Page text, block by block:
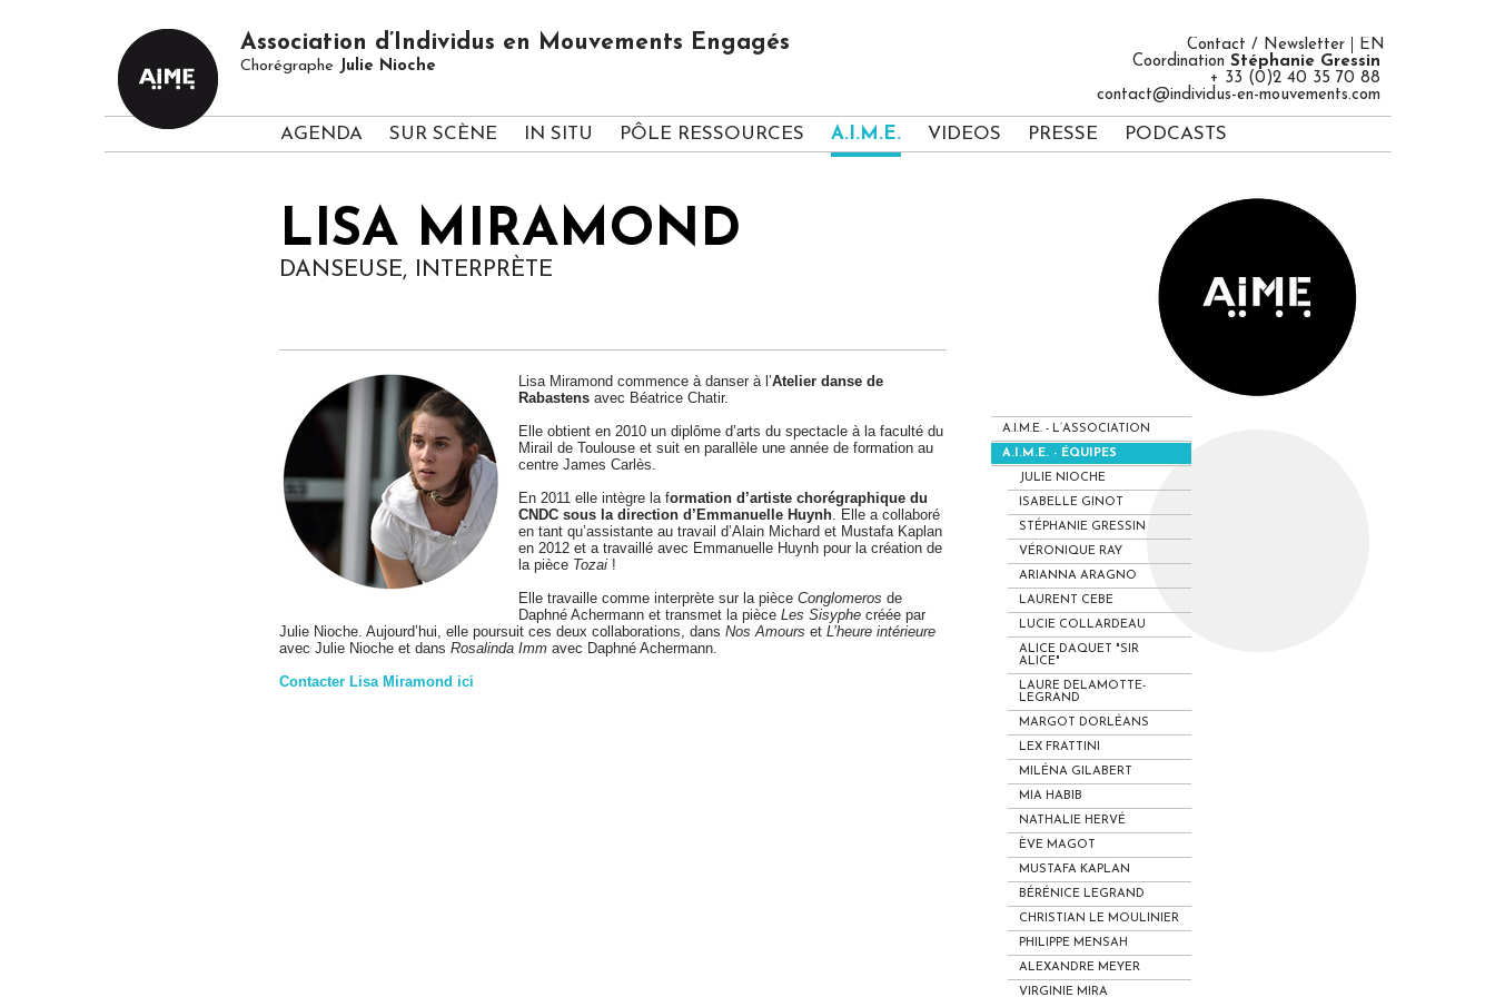
Association d’Individus en Mouvements Engagés
Chorégraphe Julie Nioche
Contact / Newsletter
EN
Coordination Stéphanie Gressin
+ 33 (0)2 40 35 70 88
contact@individus-en-mouvements.com
AGENDA SUR SCÈNE IN SITU PÔLE RESSOURCES A.I.M.E. VIDEOS PRESSE PODCASTS
LISA MIRAMOND
DANSEUSE, INTERPRÈTE
Lisa Miramond commence à danser à l’Atelier danse de
Rabastensavec Béatrice Chatir.
Elle obtient en 2010 un diplôme d’arts du spectacle à la faculté du
Mirail de Toulouse et suit en parallèle une année de formation au
centre James Carlès.
En 2011 elle intègre la formation d’artiste chorégraphique du
CNDC sous la direction d’Emmanuelle Huynh. Elle a collaboré
en tant qu’assistante au travail d’Alain Michard et Mustafa Kaplan
en 2012 et a travaillé avec Emmanuelle Huynh pour la création de
la pièce Tozai!
Elle travaille comme interprète sur la pièce Conglomeros de
Daphné Achermann et transmet la pièce Les Sisyphe créée par
Julie Nioche. Aujourd’hui, elle poursuit ces deux collaborations, dans Nos Amours et L’heure intérieure
avec Julie Nioche et dans Rosalinda Imm avec Daphné Achermann.
Contacter Lisa Miramond ici
A.I.M.E. - L’ASSOCIATION
A.I.M.E. - ÉQUIPES
JULIE NIOCHE
ISABELLE GINOT
STÉPHANIE GRESSIN
VÉRONIQUE RAY
ARIANNA ARAGNO
LAURENT CEBE
LUCIE COLLARDEAU
ALICE DAQUET "SIR
ALICE"
LAURE DELAMOTTE-
LEGRAND
MARGOT DORLÉANS
LEX FRATTINI
MILÉNA GILABERT
MIA HABIB
NATHALIE HERVÉ
ÈVE MAGOT
MUSTAFA KAPLAN
BÉRÉNICE LEGRAND
CHRISTIAN LE MOULINIER
PHILIPPE MENSAH
ALEXANDRE MEYER
VIRGINIE MIRA